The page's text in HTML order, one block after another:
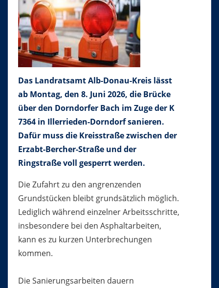
Das Landratsamt Alb-Donau-Kreis lässt
ab Montag, den 8. Juni 2026, die Brücke
über den Dorndorfer Bach im Zuge der K
7364 in Illerrieden-Dorndorf sanieren.
Dafür muss die Kreisstraße zwischen der
Erzabt-Bercher-Straße und der
Ringstraße voll gesperrt werden.
Die Zufahrt zu den angrenzenden
Grundstücken bleibt grundsätzlich möglich.
Lediglich während einzelner Arbeitsschritte,
insbesondere bei den Asphaltarbeiten,
kann es zu kurzen Unterbrechungen
kommen.
Die Sanierungsarbeiten dauern